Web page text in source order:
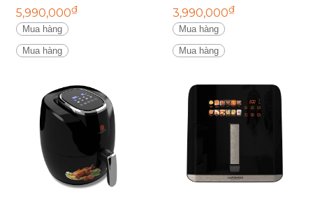
5,990,000₫
Mua hàng
Mua hàng
3,990,000₫
Mua hàng
Mua hàng